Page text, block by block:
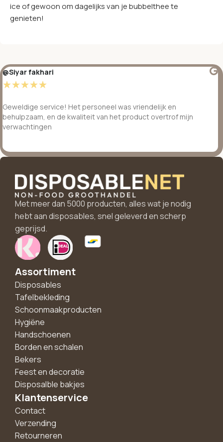
ice of gewoon om dagelijks van je bubbelthee te
genieten!
@Siyar fakhari
☆☆☆☆☆
Geweldige service! Het personeel was vriendelijk en
behulpzaam, en de kwaliteit van het product overtrof mijn
verwachtingen
Met meer dan 5000 producten, alles wat je nodig
hebt aan disposables, snel geleverd en scherp
geprijsd.
Assortiment
Disposables
Tafelbekleding
Schoonmaakproducten
Hygiëne
Handschoenen
Borden en schalen
Bekers
Feest en decoratie
Disposalble bakjes
Klantenservice
Contact
Verzending
Retourneren